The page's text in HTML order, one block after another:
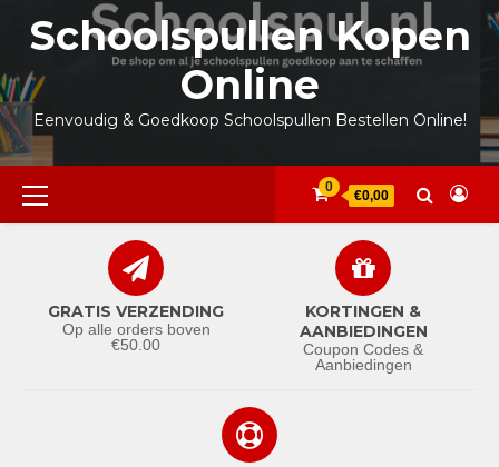
inhoud
Schoolspullen Kopen
Online
Eenvoudig & Goedkoop Schoolspullen Bestellen Online!
Primair
menu
0
€0,00
GRATIS VERZENDING
Op alle orders boven
€50.00
KORTINGEN &
AANBIEDINGEN
Coupon Codes &
Aanbiedingen